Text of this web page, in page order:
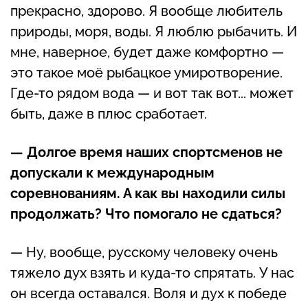
прекрасно, здорово. Я вообще любитель
природы, моря, воды. Я люблю рыбачить. И
мне, наверное, будет даже комфортно —
это такое моё рыбацкое умиротворение.
Где-то рядом вода — и вот так вот... может
быть, даже в плюс сработает.
— Долгое время наших спортсменов не
допускали к международным
соревнованиям. А как вы находили силы
продолжать? Что помогало не сдаться?
— Ну, вообще, русскому человеку очень
тяжело дух взять и куда-то спрятать. У нас
он всегда оставался. Воля и дух к победе